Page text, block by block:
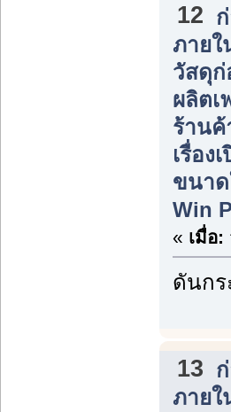
12
ภายใ
วัสดุก่
ผลิตเ
ร้านค้
เรื่อง
ขนาด
Win
« เมื่อ:
ดันก
13
ภายใ